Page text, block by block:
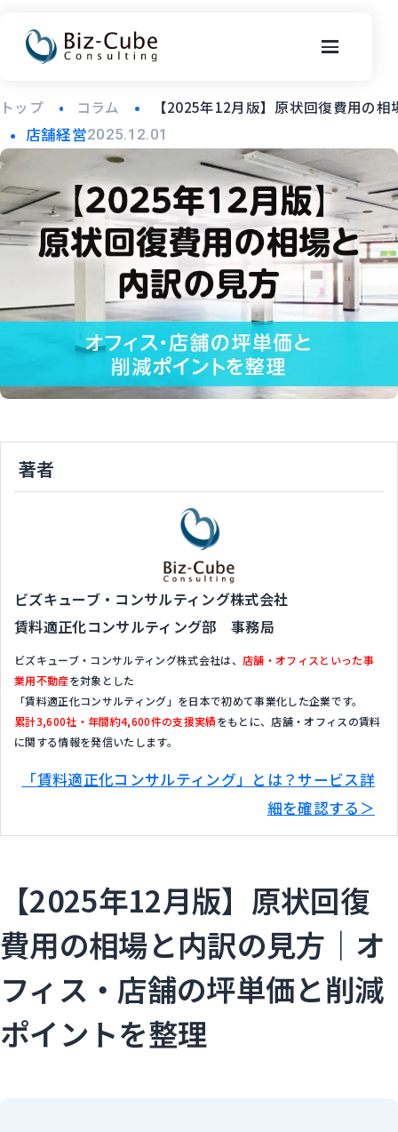
トップ コラム 【2025年12月版】原状回復費用の
店舗経営2025.12.01
著者
ビズキューブ・コンサルティング株式会社
賃料適正化コンサルティング部 事務局
ビズキューブ・コンサルティング株式会社は、 店舗・オフィスといった事
業用不動産を対象とした
「賃料適正化コンサルティング」を日本で初めて事業化した企業です。
累計3,600社・年間約4,600件の支援実績をもとに、店舗・オフィスの賃料
に関する情報を発信いたします。
「賃料適正化コンサルティング」とは？サービス詳
細を確認する＞
【2025年12月版】原状回復
費用の相場と内訳の見方｜オ
フィス・店舗の坪単価と削減
ポイントを整理